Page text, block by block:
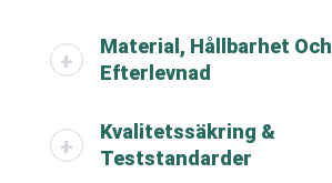
Material, Hållbarhet Och
Efterlevnad
Kvalitetssäkring &
Teststandarder